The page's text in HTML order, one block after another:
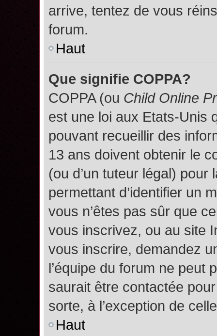
arrive, tentez de vous
forum.
Haut
Que signifie COPPA?
COPPA (ou Child Online
est une loi aux Etats-Unis
pouvant recueillir des
13 ans doivent obtenir le
(ou d’un tuteur légal)
permettant d’identifier un
vous n’êtes pas sûr que
vous inscrivez, ou au site
vous inscrire, demandez
l’équipe du forum ne peut
saurait être contactée
sorte, à l’exception de
Haut